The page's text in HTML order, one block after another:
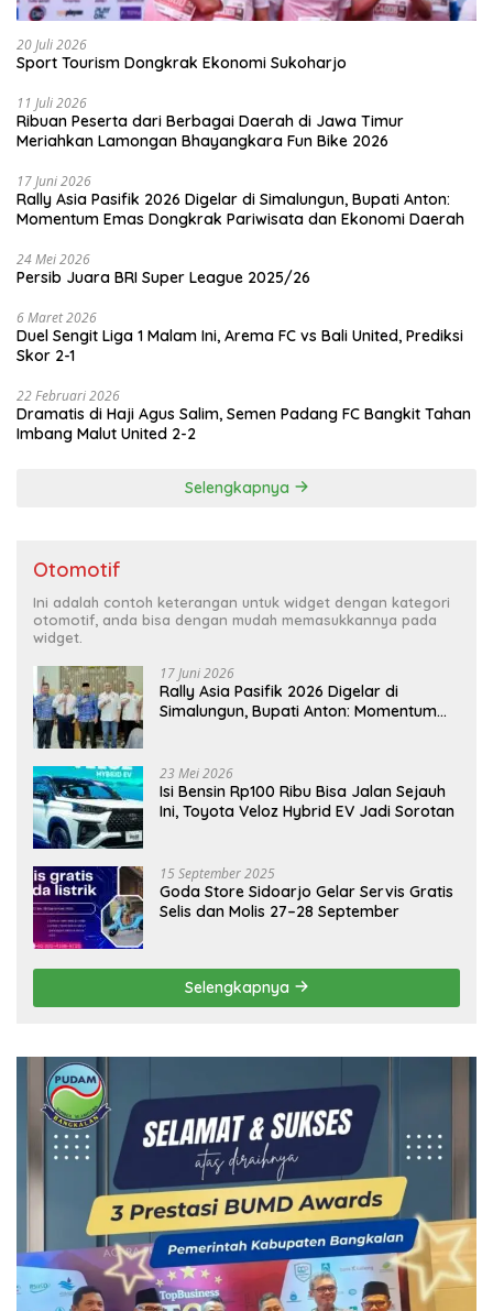
20 Juli 2026
Sport Tourism Dongkrak Ekonomi Sukoharjo
11 Juli 2026
Ribuan Peserta dari Berbagai Daerah di Jawa Timur
Meriahkan Lamongan Bhayangkara Fun Bike 2026
17 Juni 2026
Rally Asia Pasifik 2026 Digelar di Simalungun, Bupati Anton:
Momentum Emas Dongkrak Pariwisata dan Ekonomi Daerah
24 Mei 2026
Persib Juara BRI Super League 2025/26
6 Maret 2026
Duel Sengit Liga 1 Malam Ini, Arema FC vs Bali United, Prediksi
Skor 2-1
22 Februari 2026
Dramatis di Haji Agus Salim, Semen Padang FC Bangkit Tahan
Imbang Malut United 2-2
Selengkapnya
Otomotif
Ini adalah contoh keterangan untuk widget dengan kategori
otomotif, anda bisa dengan mudah memasukkannya pada
widget.
17 Juni 2026
Rally Asia Pasifik 2026 Digelar di
Simalungun, Bupati Anton: Momentum
23 Mei 2026
Isi Bensin Rp100 Ribu Bisa Jalan Sejauh
Ini, Toyota Veloz Hybrid EV Jadi Sorotan
15 September 2025
Goda Store Sidoarjo Gelar Servis Gratis
Selis dan Molis 27–28 September
Selengkapnya